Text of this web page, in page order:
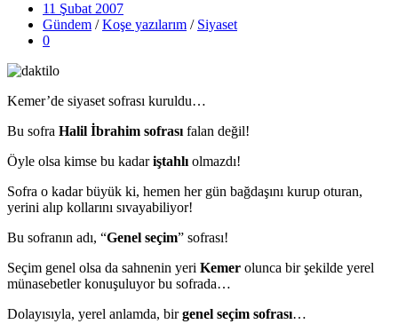
11 Şubat 2007
Gündem /Koşe yazılarım / Siyaset
0
Kemer’de siyaset sofrası kuruldu…
Bu sofra Halil İbrahim sofrası falan değil!
Öyle olsa kimse bu kadariştahlı olmazdı!
Sofra o kadar büyük ki, hemen her gün bağdaşını kurup oturan,
yerini alıp kollarını sıvayabiliyor!
Bu sofranın adı, “Genel seçim” sofrası!
Seçim genel olsa da sahnenin yeri Kemer olunca bir şekilde yerel
münasebetler konuşuluyor bu sofrada…
Dolayısıyla, yerel anlamda, birgenel seçim sofrası…